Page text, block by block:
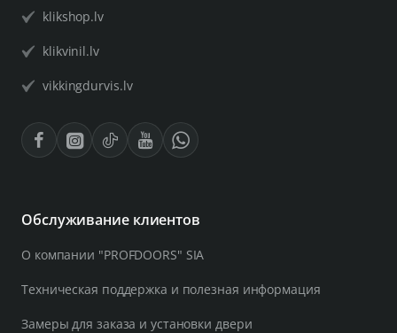
Скачать гаджет Danalock Скачать гаджет Danalock
Размеры:
Толщина: 20 мм.
Вес: 2,5 кг.
klikshop.lv
klikvinil.lv
vikkingdurvis.lv
Обслуживание клиентов
О компании "PROFDOORS" SIA
Техническая поддержка и полезная информация
Замеры для заказа и установки двери